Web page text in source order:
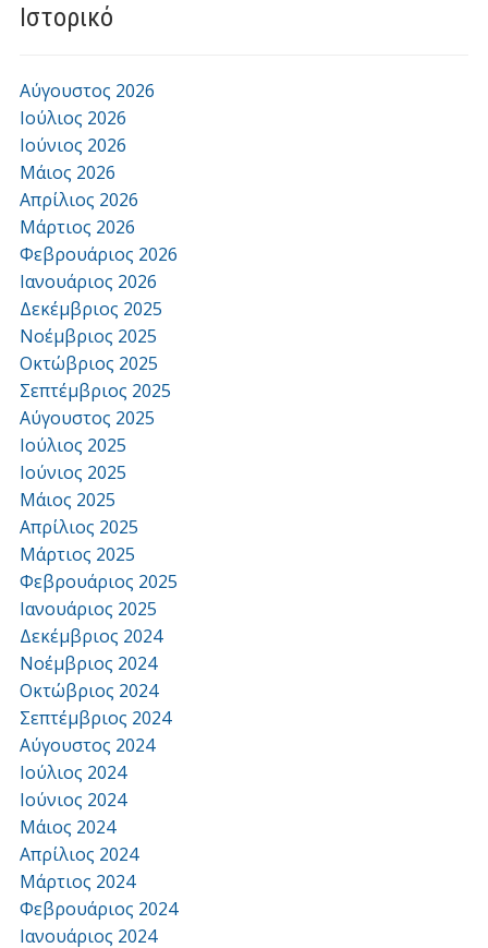
Ιστορικό
Αύγουστος 2026
Ιούλιος 2026
Ιούνιος 2026
Μάιος 2026
Απρίλιος 2026
Μάρτιος 2026
Φεβρουάριος 2026
Ιανουάριος 2026
Δεκέμβριος 2025
Νοέμβριος 2025
Οκτώβριος 2025
Σεπτέμβριος 2025
Αύγουστος 2025
Ιούλιος 2025
Ιούνιος 2025
Μάιος 2025
Απρίλιος 2025
Μάρτιος 2025
Φεβρουάριος 2025
Ιανουάριος 2025
Δεκέμβριος 2024
Νοέμβριος 2024
Οκτώβριος 2024
Σεπτέμβριος 2024
Αύγουστος 2024
Ιούλιος 2024
Ιούνιος 2024
Μάιος 2024
Απρίλιος 2024
Μάρτιος 2024
Φεβρουάριος 2024
Ιανουάριος 2024